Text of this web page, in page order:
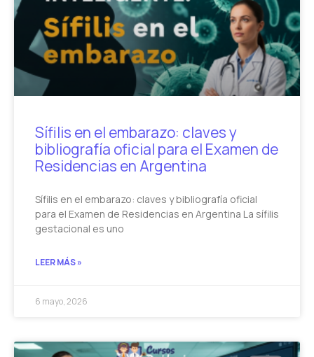
Sífilis en el embarazo: claves y
bibliografía oficial para el Examen de
Residencias en Argentina
Sífilis en el embarazo: claves y bibliografía oficial
para el Examen de Residencias en Argentina La sífilis
gestacional es uno
LEER MÁS »
6 mayo, 2026